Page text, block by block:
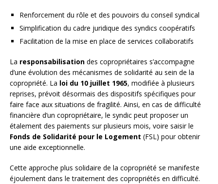
Renforcement du rôle et des pouvoirs du conseil syndical
Simplification du cadre juridique des syndics coopératifs
Facilitation de la mise en place de services collaboratifs
La responsabilisation des copropriétaires s’accompagne
d’une évolution des mécanismes de solidarité au sein de la
copropriété. La loi du 10 juillet 1965, modifiée à plusieurs
reprises, prévoit désormais des dispositifs spécifiques pour
faire face aux situations de fragilité. Ainsi, en cas de difficulté
financière d’un copropriétaire, le syndic peut proposer un
étalement des paiements sur plusieurs mois, voire saisir le
Fonds de Solidarité pour le Logement (FSL) pour obtenir
une aide exceptionnelle.
Cette approche plus solidaire de la copropriété se manifeste
éjoulement dans le traitement des copropriétés en difficulté.